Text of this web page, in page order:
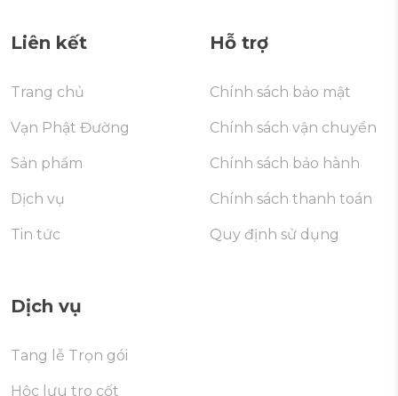
Liên kết
Trang chủ
Vạn Phật Đường
Sản phẩm
Dịch vụ
Tin tức
Hỗ trợ
Chính sách bảo mật
Chính sách vận chuyển
Chính sách bảo hành
Chính sách thanh toán
Quy định sử dụng
Dịch vụ
Tang lễ Trọn gói
Hộc lưu tro cốt